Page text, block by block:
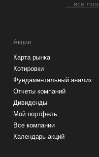
....все тэги
Акции
Карта рынка
Котировки
Фундаментальный анализ
Отчеты компаний
Дивиденды
Мой портфель
Все компании
Календарь акций